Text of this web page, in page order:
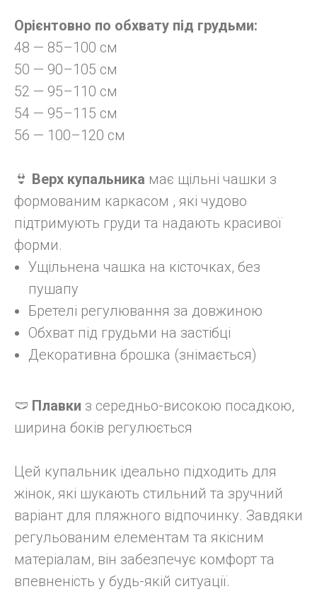
Орієнтовно по обхвату під грудьми:
48 — 85–100 см
50 — 90–105 см
52 — 95–110 см
54 — 95–115 см
56 — 100–120 см
👙 Верх купальника має щільні чашки з
формованим каркасом , які чудово
підтримують груди та надають красивої
форми.
Ущільнена чашка на кісточках, без
пушапу
Бретелі регулювання за довжиною
Обхват під грудьми на застібці
Декоративна брошка (знімається)
🩲 Плавки з середньо-високою посадкою,
ширина боків регулюється
Цей купальник ідеально підходить для
жінок, які шукають стильний та зручний
варіант для пляжного відпочинку. Завдяки
регульованим елементам та якісним
матеріалам, він забезпечує комфорт та
впевненість у будь-якій ситуації.